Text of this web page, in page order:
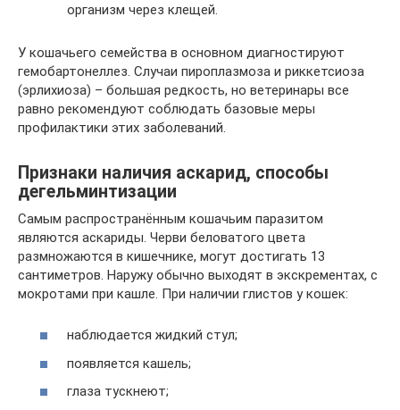
организм через клещей.
У кошачьего семейства в основном диагностируют
гемобартонеллез. Случаи пироплазмоза и риккетсиоза
(эрлихиоза) – большая редкость, но ветеринары все
равно рекомендуют соблюдать базовые меры
профилактики этих заболеваний.
Признаки наличия аскарид, способы
дегельминтизации
Самым распространённым кошачьим паразитом
являются аскариды. Черви беловатого цвета
размножаются в кишечнике, могут достигать 13
сантиметров. Наружу обычно выходят в экскрементах, с
мокротами при кашле. При наличии глистов у кошек:
наблюдается жидкий стул;
появляется кашель;
глаза тускнеют;